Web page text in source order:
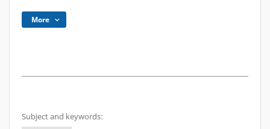
More
Subject and keywords: